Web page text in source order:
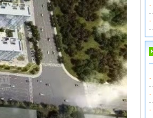
·
·
·
·
·